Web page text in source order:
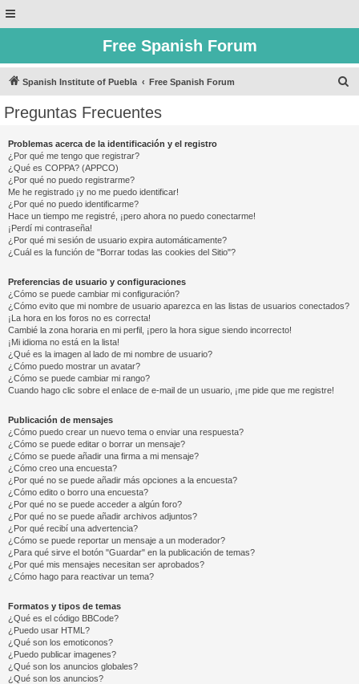
Free Spanish Forum
Spanish Institute of Puebla Free Spanish Forum
Preguntas Frecuentes
Problemas acerca de la identificación y el registro
¿Por qué me tengo que registrar?
¿Qué es COPPA? (APPCO)
¿Por qué no puedo registrarme?
Me he registrado ¡y no me puedo identificar!
¿Por qué no puedo identificarme?
Hace un tiempo me registré, ¡pero ahora no puedo conectarme!
¡Perdí mi contraseña!
¿Por qué mi sesión de usuario expira automáticamente?
¿Cuál es la función de "Borrar todas las cookies del Sitio"?
Preferencias de usuario y configuraciones
¿Cómo se puede cambiar mi configuración?
¿Cómo evito que mi nombre de usuario aparezca en las listas de usuarios conectados?
¡La hora en los foros no es correcta!
Cambié la zona horaria en mi perfil, ¡pero la hora sigue siendo incorrecto!
¡Mi idioma no está en la lista!
¿Qué es la imagen al lado de mi nombre de usuario?
¿Cómo puedo mostrar un avatar?
¿Cómo se puede cambiar mi rango?
Cuando hago clic sobre el enlace de e-mail de un usuario, ¡me pide que me registre!
Publicación de mensajes
¿Cómo puedo crear un nuevo tema o enviar una respuesta?
¿Cómo se puede editar o borrar un mensaje?
¿Cómo se puede añadir una firma a mi mensaje?
¿Cómo creo una encuesta?
¿Por qué no se puede añadir más opciones a la encuesta?
¿Cómo edito o borro una encuesta?
¿Por qué no se puede acceder a algún foro?
¿Por qué no se puede añadir archivos adjuntos?
¿Por qué recibí una advertencia?
¿Cómo se puede reportar un mensaje a un moderador?
¿Para qué sirve el botón "Guardar" en la publicación de temas?
¿Por qué mis mensajes necesitan ser aprobados?
¿Cómo hago para reactivar un tema?
Formatos y tipos de temas
¿Qué es el código BBCode?
¿Puedo usar HTML?
¿Qué son los emoticonos?
¿Puedo publicar imagenes?
¿Qué son los anuncios globales?
¿Qué son los anuncios?